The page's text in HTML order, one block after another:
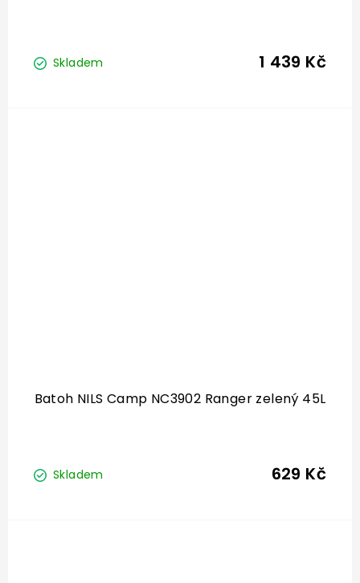
Skladem 1 439 Kč
Batoh NILS Camp NC3902 Ranger zelený 45L
Skladem 629 Kč